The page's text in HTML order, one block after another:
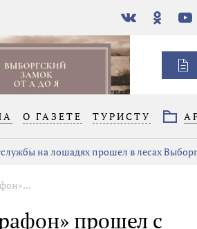
В
контакте
О ГАЗЕТЕ ТУРИСТУ
на лошадях прошел в лесах
прошел с